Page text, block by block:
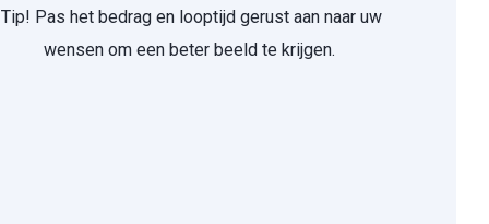
Tip! Pas het bedrag en looptijd gerust aan naar uw
wensen om een beter beeld te krijgen.